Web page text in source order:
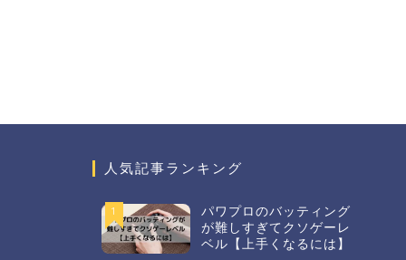
人気記事ランキング
1
パワプロのバッティング
が難しすぎてクソゲーレ
ベル【上手くなるには】